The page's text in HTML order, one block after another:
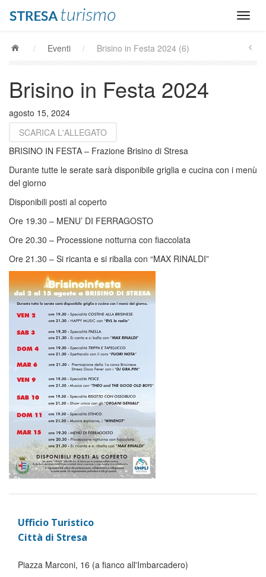
/ Eventi / Brisino in Festa 2024 (6)
Brisino in Festa 2024
agosto 15, 2024
SCARICA L'ALLEGATO
BRISINO IN FESTA – Frazione Brisino di Stresa
Durante tutte le serate sarà disponibile griglia e cucina con i menù
del giorno
Disponibili posti al coperto
Ore 19.30 – MENU’ DI FERRAGOSTO
Ore 20.30 – Processione notturna con fiaccolata
Ore 21.30 – Si ricanta e si riballa con “MAX RINALDI”
Ufficio Turistico
Città di Stresa
Piazza Marconi, 16 (a fianco all'Imbarcadero)